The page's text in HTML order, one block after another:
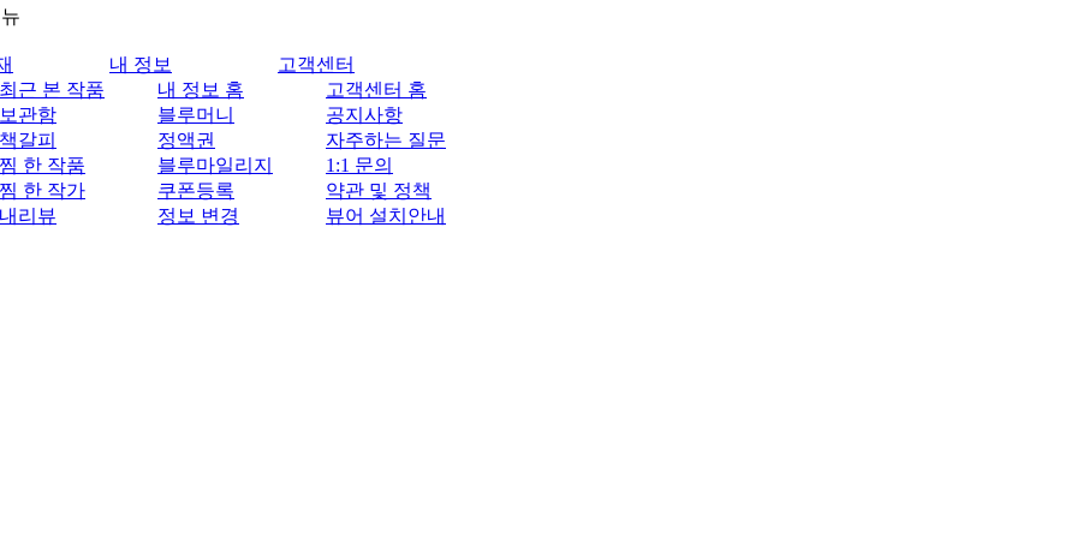
최근 본 작품
보관함
책갈피
찜 한 작품
찜 한 작가
내리뷰
내 정보
내 정보 홈
블루머니
정액권
블루마일리지
쿠폰등록
정보 변경
고객센터
고객센터 홈
공지사항
자주하는 질문
1:1 문의
약관 및 정책
뷰어 설치안내